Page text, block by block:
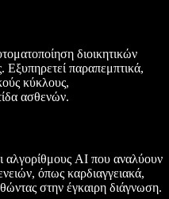
διοικητικών
Εξυπηρετεί παραπεμπτικά,
κύκλους,
ασθενών.
AI που αναλύουν
όπως καρδιαγγειακά,
στην έγκαιρη διάγνωση.